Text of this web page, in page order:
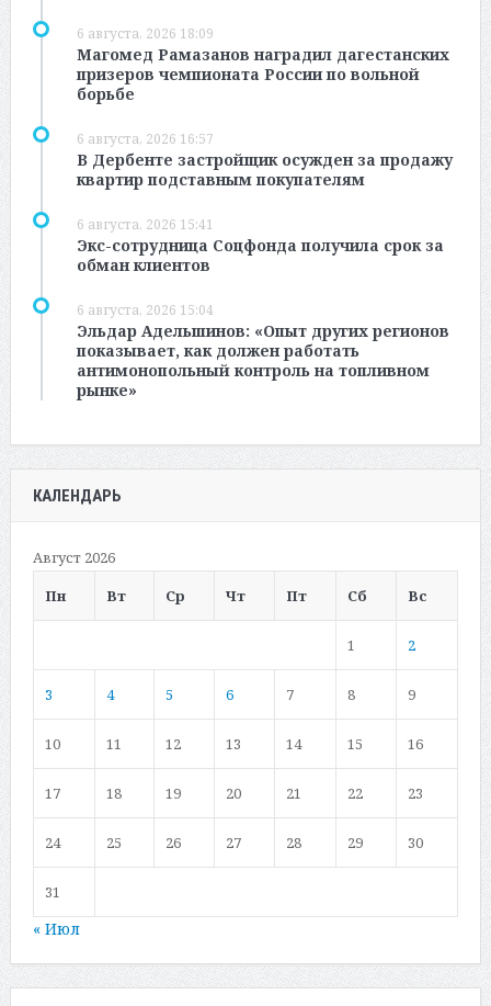
6 августа, 2026 18:09
Магомед Рамазанов наградил дагестанских
призеров чемпионата России по вольной
борьбе
6 августа, 2026 16:57
В Дербенте застройщик осужден за продажу
квартир подставным покупателям
6 августа, 2026 15:41
Экс-сотрудница Соцфонда получила срок за
обман клиентов
6 августа, 2026 15:04
Эльдар Адельшинов: «Опыт других регионов
показывает, как должен работать
антимонопольный контроль на топливном
рынке»
КАЛЕНДАРЬ
Август 2026
Пн
Вт Ср Чт Пт Сб Вс
1 2
3 4 5 6 7 8 9
10 11 12 13 14 15 16
17 18 19 20 21 22 23
24 25 26 27 28 29 30
31
« Июл